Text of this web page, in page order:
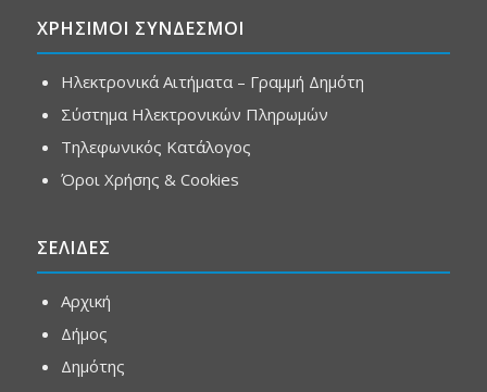
ΧΡΗΣΙΜΟΙ ΣΥΝΔΕΣΜΟΙ
Ηλεκτρονικά Αιτήματα – Γραμμή Δημότη
Σύστημα Ηλεκτρονικών Πληρωμών
Τηλεφωνικός Κατάλογος
Όροι Χρήσης & Cookies
ΣΕΛΙΔΕΣ
Αρχική
Δήμος
Δημότης